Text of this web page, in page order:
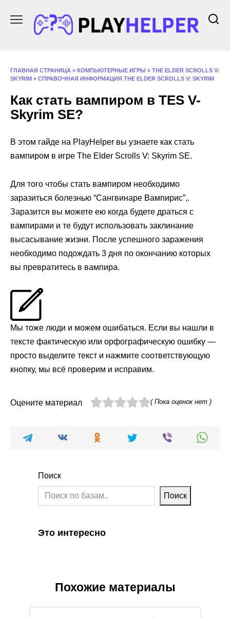
содержанию
ГЛАВНАЯ СТРАНИЦА » КОМПЬЮТЕРНЫЕ ИГРЫ » THE ELDER SCROLLS V:
SKYRIM » СПРАВОЧНАЯ ИНФОРМАЦИЯ THE ELDER SCROLLS V: SKYRIM
Как стать вампиром в ТES V-
Skyrim SE?
В этом гайде на PlayHelper вы узнаете как стать
вампиром в игре The Elder Scrolls V: Skyrim SE.
Для того чтобы стать вампиром необходимо
заразиться болезнью “Сангвинаре Вампирис”,.
Заразится вы можете ею когда будете драться с
вампирами и те будут использовать заклинание
высасывание жизни. После успешного заражения
необходимо подождать 3 дня по окончанию которых
вы превратитесь в вампира.
Мы тоже люди и можем ошибаться. Если вы нашли в
тексте фактическую или орфографическую ошибку —
просто выделите текст и нажмите соответствующую
кнопку, мы всё проверим и исправим.
Оцените материал ( Пока оценок нет )
Поиск
Поиск
Это интересно
Похожие материалы